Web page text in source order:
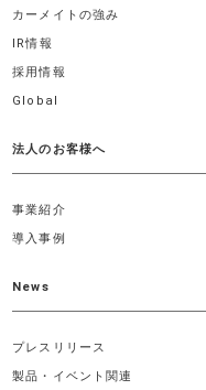
カーメイトの強み
IR情報
採用情報
Global
法人のお客様へ
事業紹介
導入事例
News
プレスリリース
製品・イベント関連